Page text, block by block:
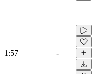
1:57 -